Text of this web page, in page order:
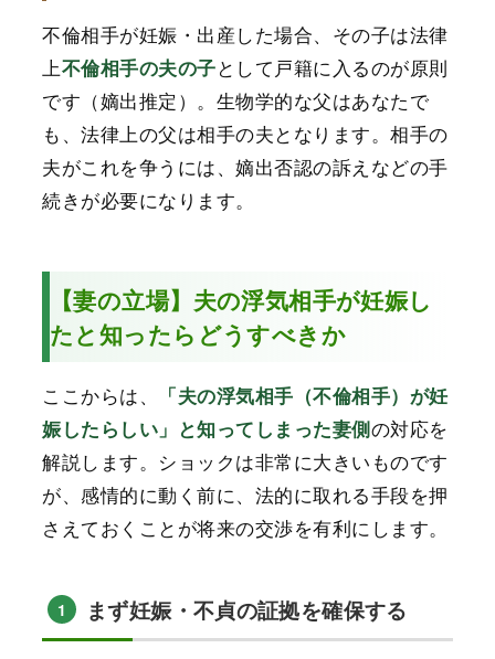
不倫相手が妊娠・出産した場合、その子は法律
上不倫相手の夫の子として戸籍に入るのが原則
です（嫡出推定）。生物学的な父はあなたで
も、法律上の父は相手の夫となります。相手の
夫がこれを争うには、嫡出否認の訴えなどの手
続きが必要になります。
【妻の立場】夫の浮気相手が妊娠し
たと知ったらどうすべきか
ここからは、
「夫の浮気相手（不倫相手）が妊
娠したらしい」と知ってしまった妻側の対応を
解説します。ショックは非常に大きいものです
が、感情的に動く前に、法的に取れる手段を押
さえておくことが将来の交渉を有利にします。
1 まず妊娠・不貞の証拠を確保する